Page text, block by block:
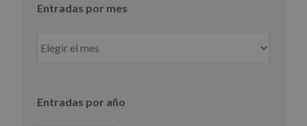
Entradas por mes
por
Entradas por año